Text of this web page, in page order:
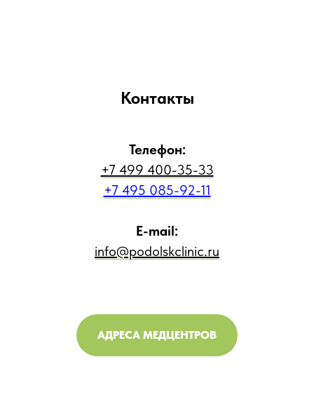
Контакты
Телефон:
+7 499 400-35-33
+7 495 085-92-11
E-mail:
info@podolskclinic.ru
АДРЕСА МЕДЦЕНТРОВ